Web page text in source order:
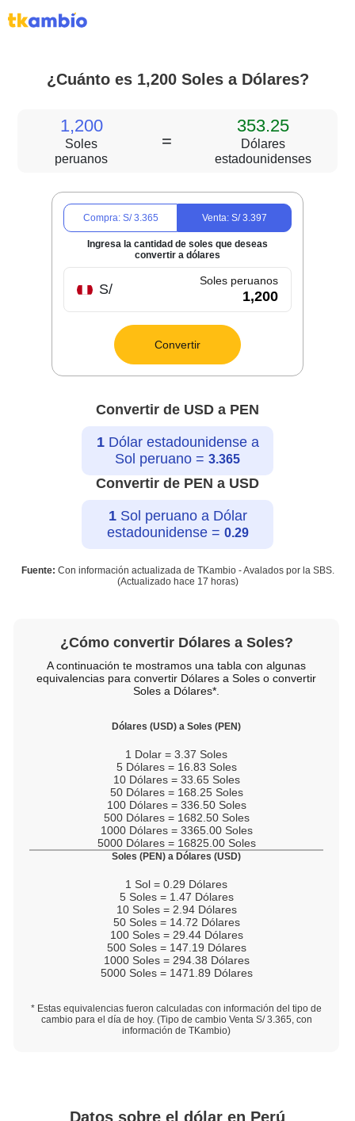
¿Cuánto es 1,200 Soles a Dólares?
1,200
Soles
peruanos
=
353.25
Dólares
estadounidenses
Compra: S/3.365 Venta: S/3.397
Ingresa la cantidad de soles que deseas
convertir a dólares
S/
Soles peruanos
Convertir
Convertir de USD a PEN
1Dólar estadounidense a
Sol peruano = 3.365
Convertir de PEN a USD
1Sol peruano a Dólar
estadounidense = 0.29
Fuente: Con información actualizada de TKambio - Avalados por la SBS.
(Actualizado hace 17 horas)
¿Cómo convertir Dólares a Soles?
A continuación te mostramos una tabla con algunas
equivalencias para convertir Dólares a Soles o convertir
Soles a Dólares*.
Dólares (USD) a Soles (PEN)
1 Dolar = 3.37 Soles
5Dólares = 16.83 Soles
10Dólares = 33.65Soles
50Dólares = 168.25Soles
100Dólares = 336.50Soles
500Dólares = 1682.50Soles
1000Dólares = 3365.00Soles
5000Dólares = 16825.00Soles
Soles (PEN) a Dólares (USD)
1 Sol = 0.29 Dólares
5Soles = 1.47 Dólares
10Soles = 2.94Dólares
50Soles = 14.72 Dólares
100Soles = 29.44Dólares
500Soles = 147.19 Dólares
1000Soles = 294.38 Dólares
5000Soles = 1471.89 Dólares
* Estas equivalencias fueron calculadas con información del tipo de
cambio para el día de hoy. (Tipo de cambio Venta S/3.365, con
información de TKambio)
Datos sobre el dólar en Perú